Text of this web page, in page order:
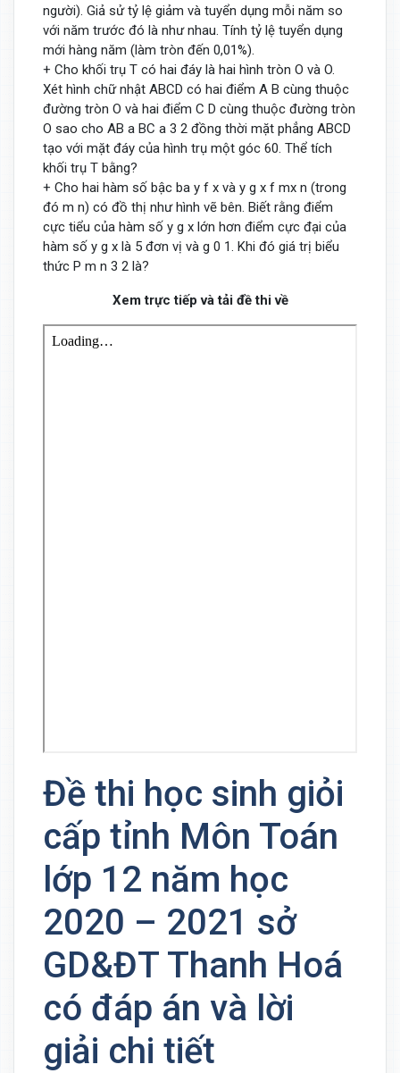
người). Giả sử tỷ lệ giảm và tuyển dụng mỗi năm so
với năm trước đó là như nhau. Tính tỷ lệ tuyển dụng
mới hàng năm (làm tròn đến 0,01%).
+ Cho khối trụ T có hai đáy là hai hình tròn O và O.
Xét hình chữ nhật ABCD có hai điểm A B cùng thuộc
đường tròn O và hai điểm C D cùng thuộc đường tròn
O sao cho AB a BC a 3 2 đồng thời mặt phẳng ABCD
tạo với mặt đáy của hình trụ một góc 60. Thể tích
khối trụ T bằng?
+ Cho hai hàm số bậc ba y f x và y g x f mx n (trong
đó m n) có đồ thị như hình vẽ bên. Biết rằng điểm
cực tiểu của hàm số y g x lớn hơn điểm cực đại của
hàm số y g x là 5 đơn vị và g 0 1. Khi đó giá trị biểu
thức P m n 3 2 là?
Xem trực tiếp và tải đề thi về
Đề thi học sinh giỏi
cấp tỉnh Môn Toán
lớp 12 năm học
2020 – 2021 sở
GD&ĐT Thanh Hoá
có đáp án và lời
giải chi tiết